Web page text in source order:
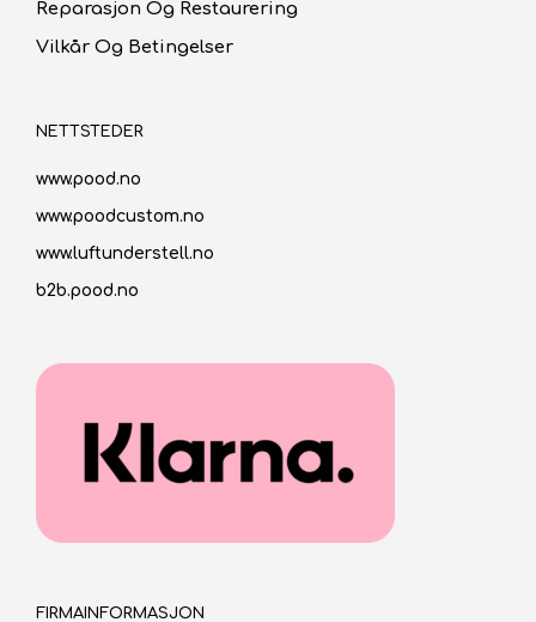
Reparasjon Og Restaurering
Vilkår Og Betingelser
NETTSTEDER
www.pood.no
www.poodcustom.no
www.luftunderstell.no
b2b.pood.no
FIRMAINFORMASJON